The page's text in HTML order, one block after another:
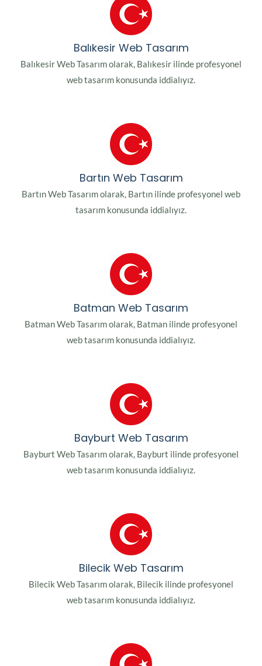
Balıkesir Web Tasarım
Balıkesir Web Tasarım olarak, Balıkesir ilinde profesyonel
web tasarım konusunda iddialıyız.
Bartın Web Tasarım
Bartın Web Tasarım olarak, Bartın ilinde profesyonel web
tasarım konusunda iddialıyız.
Batman Web Tasarım
Batman Web Tasarım olarak, Batman ilinde profesyonel
web tasarım konusunda iddialıyız.
Bayburt Web Tasarım
Bayburt Web Tasarım olarak, Bayburt ilinde profesyonel
web tasarım konusunda iddialıyız.
Bilecik Web Tasarım
Bilecik Web Tasarım olarak, Bilecik ilinde profesyonel
web tasarım konusunda iddialıyız.